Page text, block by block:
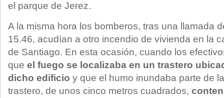
el parque de Jerez.
A la misma hora los bomberos, tras una llamada
15.46, acudían a otro incendio de vivienda en la
de Santiago. En esta ocasión, cuando los
que el fuego se localizaba en un trastero
dicho edificio y que el humo inundaba parte de
trastero, de unos cinco metros cuadrados,